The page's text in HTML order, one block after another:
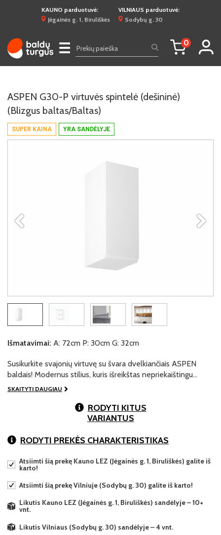
KAUNO parduotuvė:
Jėgainės g. 1, Biruliškės
VILNIAUS parduotuvė:
Sodybų g. 30
☰ 0
SUPER KAINA YRA SANDĖLYJE
ASPEN G30-P virtuvės spintelė (dešininė)
(Blizgus baltas/Baltas)
Išmatavimai: A: 72cm P: 30cm G: 32cm
Susikurkite svajonių virtuvę su švara dvelkiančiais ASPEN
baldais! Modernus stilius, kuris išreikštas nepriekaištingu…
SKAITYTI DAUGIAU
RODYTI KITUS
VARIANTUS
RODYTI PREKĖS CHARAKTERISTIKAS
Atsiimti šią prekę Kauno LEZ (Jėgainės g. 1, Biruliškės) galite iš
karto!
Atsiimti šią prekę Vilniuje (Sodybų g. 30) galite iš karto!
Likutis Kauno LEZ (Jėgainės g. 1, Biruliškės) sandėlyje – 10+
vnt.
Likutis Vilniaus (Sodybų g. 30) sandėlyje – 4 vnt.